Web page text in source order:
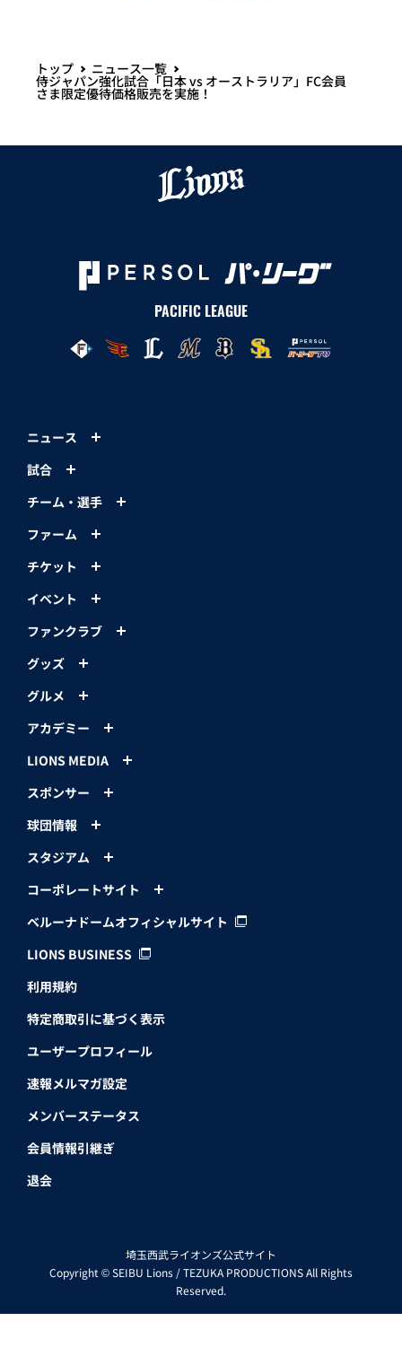
トップ ニュース一覧
侍ジャパン強化試合「日本 vs オーストラリア」FC会員
さま限定優待価格販売を実施！
PACIFIC LEAGUE
ニュース
試合
チーム・選手
ファーム
チケット
イベント
ファンクラブ
グッズ
グルメ
アカデミー
LIONS MEDIA
スポンサー
球団情報
スタジアム
コーポレートサイト
ベルーナドームオフィシャルサイト
LIONS BUSINESS
利用規約
特定商取引に基づく表示
ユーザープロフィール
速報メルマガ設定
メンバーステータス
会員情報引継ぎ
退会
埼玉西武ライオンズ公式サイト
Copyright © SEIBU Lions / TEZUKA PRODUCTIONS All Rights
Reserved.